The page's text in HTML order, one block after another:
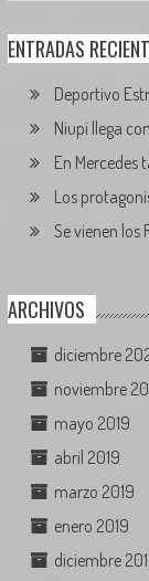
ENTRADAS
Deportivo
Niupi llega
En Mercedes
Los
Se vienen los
ARCHIVOS
diciembre
noviembre
mayo 2019
abril 2019
marzo 2019
enero 2019
diciembre